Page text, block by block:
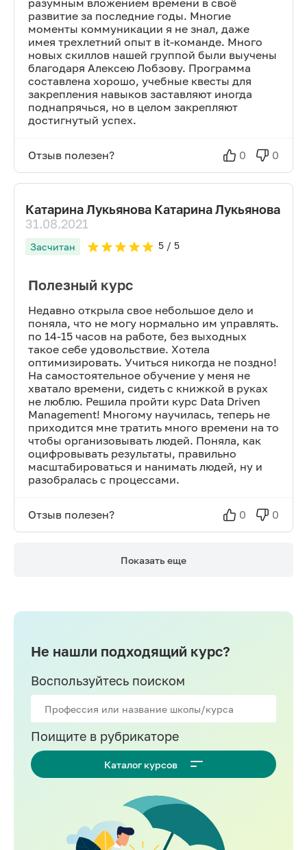
разумным вложением времени в своё
развитие за последние годы. Многие
моменты коммуникации я не знал, даже
имея трехлетний опыт в it-команде. Много
новых скиллов нашей группой были выучены
благодаря Алексею Лобзову. Программа
составлена хорошо, учебные квесты для
закрепления навыков заставляют иногда
поднапрячься, но в целом закрепляют
достигнутый успех.
Отзыв полезен? 0 0
Катарина Лукьянова Катарина Лукьянова
31.08.2021
Засчитан 5/ 5
Полезный курс
Недавно открыла свое небольшое дело и
поняла, что не могу нормально им управлять.
по 14-15 часов на работе, без выходных
такое себе удовольствие. Хотела
оптимизировать. Учиться никогда не поздно!
На самостоятельное обучение у меня не
хватало времени, сидеть с книжкой в руках
не люблю. Решила пройти курс Data Driven
Management! Многому научилась, теперь не
приходится мне тратить много времени на то
чтобы организовывать людей. Поняла, как
оцифровывать результаты, правильно
масштабироваться и нанимать людей, ну и
разобралась с процессами.
Отзыв полезен? 0 0
Показать еще
Не нашли подходящий курс?
Воспользуйтесь поиском
Поищите в рубрикаторе
Каталог курсов